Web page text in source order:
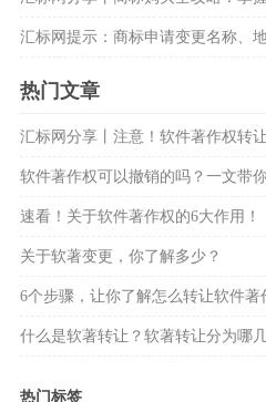
汇标网提示：商标申请变更名称、
热门文章
软件著作权可以撤销的吗？一文带
速看！关于软件著作权的6大作用！
关于软著变更，你了解多少？
6个步骤，让你了解怎么转让软件著
什么是软著转让？软著转让分为哪
热门标签